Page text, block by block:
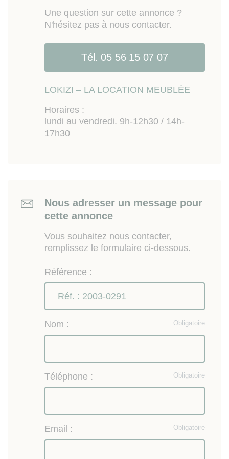
Une question sur cette annonce ?
N'hésitez pas à nous contacter.
Tél. 05 56 15 07 07
LOKIZI – LA LOCATION MEUBLÉE
Horaires :
lundi au vendredi. 9h-12h30 / 14h-
17h30
Nous adresser un message pour
cette annonce
Vous souhaitez nous contacter,
remplissez le formulaire ci-dessous.
Référence :
Obligatoire
Nom :
Obligatoire
Téléphone :
Obligatoire
Email :